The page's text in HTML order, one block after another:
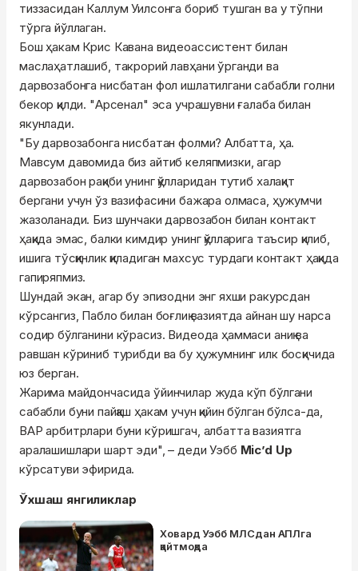
тиззасидан Каллум Уилсонга бориб тушган ва у тўпни
тўрга йўллаган.
Бош ҳакам Крис Кавана видеоассистент билан
маслаҳатлашиб, такрорий лавҳани ўрганди ва
дарвозабонга нисбатан фол ишлатилгани сабабли голни
бекор қилди. "Арсенал" эса учрашувни ғалаба билан
якунлади.
"Бу дарвозабонга нисбатан фолми? Албатта, ҳа.
Мавсум давомида биз айтиб келяпмизки, агар
дарвозабон рақиби унинг қўлларидан тутиб халақит
бергани учун ўз вазифасини бажара олмаса, ҳужумчи
жазоланади. Биз шунчаки дарвозабон билан контакт
ҳақида эмас, балки кимдир унинг қўлларига таъсир қилиб,
ишига тўсқинлик қиладиган махсус турдаги контакт ҳақида
гапиряпмиз.
Шундай экан, агар бу эпизодни энг яхши ракурсдан
кўрсангиз, Пабло билан боғлиқ вазиятда айнан шу нарса
содир бўлганини кўрасиз. Видеода ҳаммаси аниқ ва
равшан кўриниб турибди ва бу ҳужумнинг илк босқичида
юз берган.
Жарима майдончасида ўйинчилар жуда кўп бўлгани
сабабли буни пайқаш ҳакам учун қийин бўлган бўлса-да,
ВАР арбитрлари буни кўришгач, албатта вазиятга
аралашишлари шарт эди", – деди Уэбб Mic’d Up
кўрсатуви эфирида.
Ўхшаш янгиликлар
Ховард Уэбб МЛСдан АПЛга
қайтмоқда